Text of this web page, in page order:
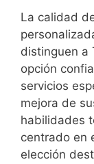
La calidad
distinguen a
opción
servicios
mejora de
habilidades
centrado en
elección